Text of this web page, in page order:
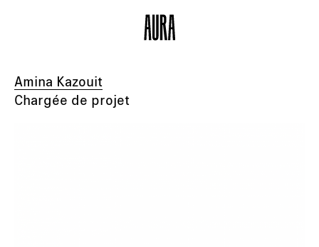
Amina Kazouit
Chargée de projet